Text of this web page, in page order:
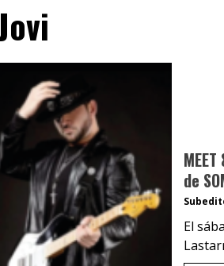
de
El